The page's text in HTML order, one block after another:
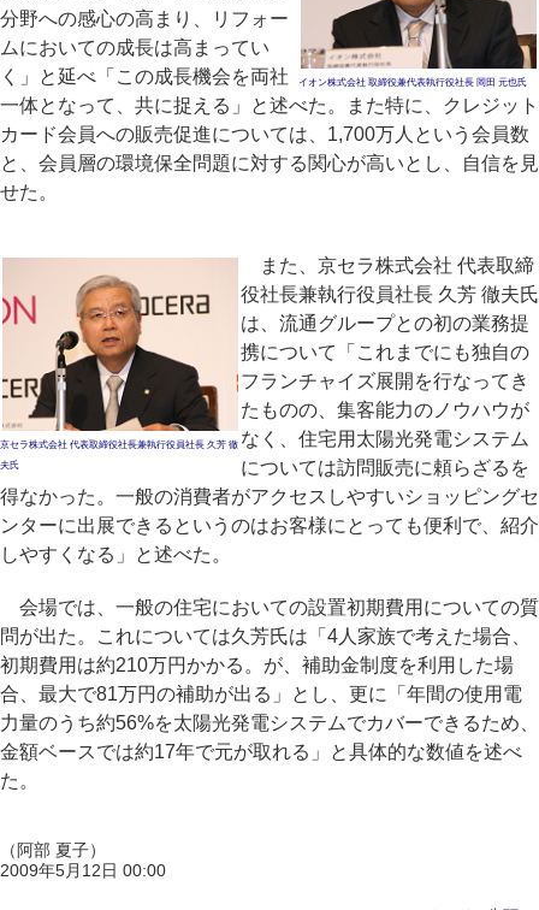
イオン株式会社 取締役兼代表執行役社長 岡田 元也氏
分野への感心の高まり、リフォー
ムにおいての成長は高まってい
く」と延べ「この成長機会を両社
一体となって、共に捉える」と述べた。また特に、クレジット
カード会員への販売促進については、1,700万人という会員数
と、会員層の環境保全問題に対する関心が高いとし、自信を見
せた。
京セラ株式会社 代表取締役社長兼執行役員社長 久芳 徹
夫氏
また、京セラ株式会社 代表取締
役社長兼執行役員社長 久芳 徹夫氏
は、流通グループとの初の業務提
携について「これまでにも独自の
フランチャイズ展開を行なってき
たものの、集客能力のノウハウが
なく、住宅用太陽光発電システム
については訪問販売に頼らざるを
得なかった。一般の消費者がアクセスしやすいショッピングセ
ンターに出展できるというのはお客様にとっても便利で、紹介
しやすくなる」と述べた。
会場では、一般の住宅においての設置初期費用についての質
問が出た。これについては久芳氏は「4人家族で考えた場合、
初期費用は約210万円かかる。が、補助金制度を利用した場
合、最大で81万円の補助が出る」とし、更に「年間の使用電
力量のうち約56%を太陽光発電システムでカバーできるため、
金額ベースでは約17年で元が取れる」と具体的な数値を述べ
た。
（阿部 夏子）
2009年5月12日 00:00